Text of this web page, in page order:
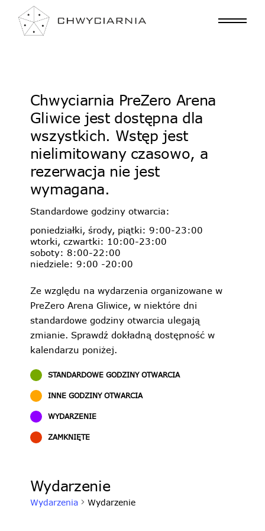
Chwyciarnia PreZero Arena
Gliwice jest dostępna dla
wszystkich. Wstęp jest
nielimitowany czasowo, a
rezerwacja nie jest
wymagana.
Standardowe godziny otwarcia:
poniedziałki, środy, piątki: 9:00-23:00
wtorki, czwartki: 10:00-23:00
soboty: 8:00-22:00
niedziele: 9:00 -20:00
Ze względu na wydarzenia organizowane w
PreZero Arena Gliwice, w niektóre dni
standardowe godziny otwarcia ulegają
zmianie. Sprawdź dokładną dostępność w
kalendarzu poniżej.
STANDARDOWE GODZINY OTWARCIA
INNE GODZINY OTWARCIA
WYDARZENIE
ZAMKNIĘTE
Wydarzenie
Wydarzenia Wydarzenie